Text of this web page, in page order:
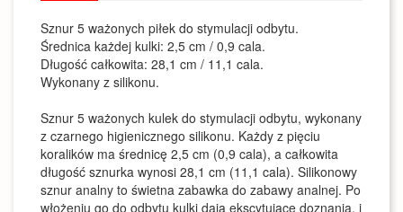
Sznur 5 ważonych piłek do stymulacji odbytu.
Średnica każdej kulki: 2,5 cm / 0,9 cala.
Długość całkowita: 28,1 cm / 11,1 cala.
Wykonany z silikonu.
Sznur 5 ważonych kulek do stymulacji odbytu, wykonany
z czarnego higienicznego silikonu. Każdy z pięciu
koralików ma średnicę 2,5 cm (0,9 cala), a całkowita
długość sznurka wynosi 28,1 cm (11,1 cala). Silikonowy
sznur analny to świetna zabawka do zabawy analnej. Po
włożeniu go do odbytu kulki dają ekscytujące doznania, i